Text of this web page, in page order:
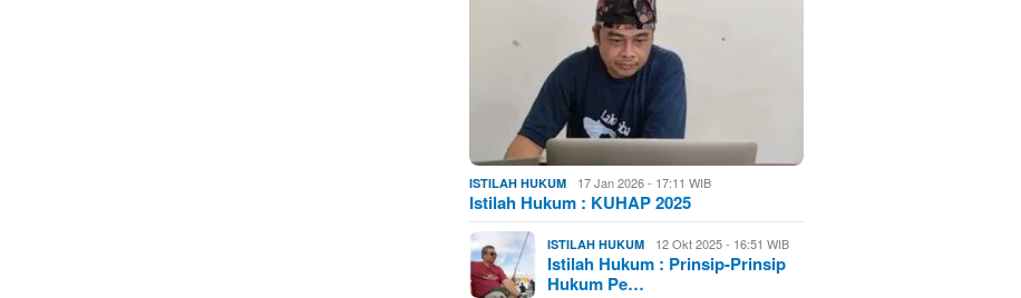
ISTILAH HUKUM 17 Jan 2026 - 17:11 WIB
Istilah Hukum : KUHAP 2025
ISTILAH HUKUM 12 Okt 2025 - 16:51 WIB
Istilah Hukum : Prinsip-Prinsip
Hukum Pe…